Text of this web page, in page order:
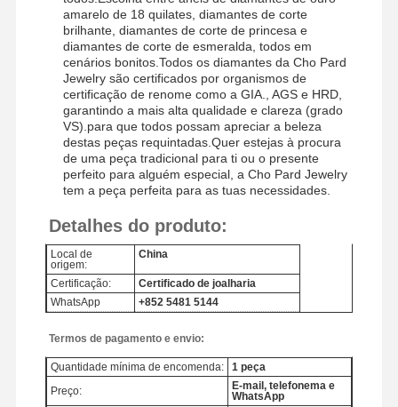
amarelo de 18 quilates, diamantes de corte
brilhante, diamantes de corte de princesa e
diamantes de corte de esmeralda, todos em
cenários bonitos.Todos os diamantes da Cho Pard
Jewelry são certificados por organismos de
certificação de renome como a GIA., AGS e HRD,
garantindo a mais alta qualidade e clareza (grado
VS).para que todos possam apreciar a beleza
destas peças requintadas.Quer estejas à procura
de uma peça tradicional para ti ou o presente
perfeito para alguém especial, a Cho Pard Jewelry
tem a peça perfeita para as tuas necessidades.
Detalhes do produto:
Local de
origem:
China
Certificação:
Certificado de joalharia
WhatsApp
+852 5481 5144
Termos de pagamento e envio:
Quantidade mínima de encomenda:
1 peça
Preço:
E-mail, telefonema e
WhatsApp